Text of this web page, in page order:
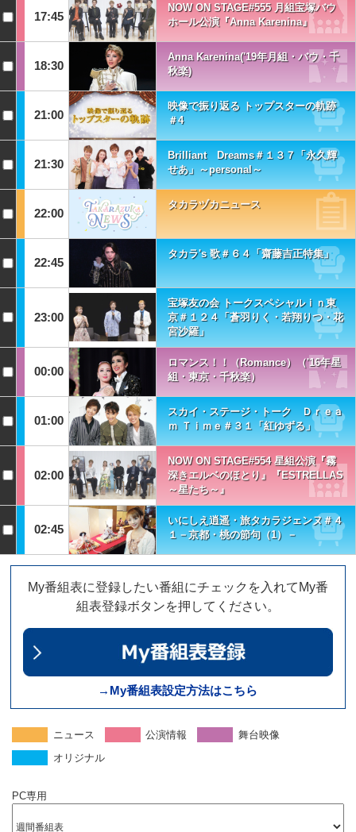
17:45
NOW ON STAGE#555 月組宝塚バウ
ホール公演『Anna Karenina』
18:30
Anna Karenina('19年月組・バウ・千
秋楽)
21:00
映像で振り返る トップスターの軌跡
＃4
21:30
Brilliant Dreams＃１３７「永久輝
せあ」～personal～
22:00
タカラヅカニュース
22:45
タカラ's 歌＃６４「齋藤吉正特集」
23:00
宝塚友の会 トークスペシャルｉｎ東
京＃１２４「蒼羽りく・若翔りつ・花
宮沙羅」
00:00
ロマンス！！（Romance）（'16年星
組・東京・千秋楽）
01:00
スカイ・ステージ・トーク Ｄｒｅａ
ｍ Ｔｉｍｅ＃３１「紅ゆずる」
02:00
NOW ON STAGE#554 星組公演『霧
深きエルベのほとり』『ESTRELLAS
～星たち～』
02:45
いにしえ逍遥・旅タカラジェンヌ＃４
１－京都・桃の節句（1）－
My番組表に登録したい番組にチェックを入れてMy番
組表登録ボタンを押してください。
→My番組表設定方法はこちら
ニュース 公演情報
舞台映像
オリジナル
PC専用